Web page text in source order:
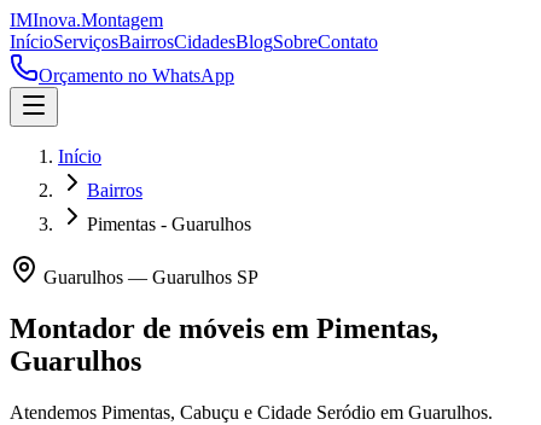
IMInova.Montagem
InícioServiçosBairrosCidadesBlogSobreContato
Orçamento no WhatsApp
Início
Bairros
Pimentas - Guarulhos
Guarulhos — Guarulhos SP
Montador de móveis em Pimentas,
Guarulhos
Atendemos Pimentas, Cabuçu e Cidade Seródio em Guarulhos.